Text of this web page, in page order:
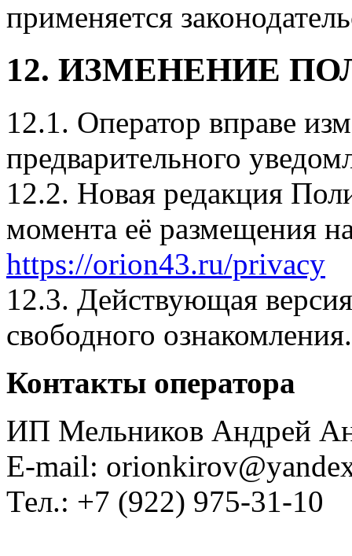
применяется
12. ИЗМЕНЕНИЕ
12.1. Оператор вправе
предварительного
12.2. Новая редакция
момента её размещения
https://orion43.ru/privacy
12.3. Действующая
свободного ознакомления.
Контакты оператора
ИП Мельников Андрей
E-mail:
Тел.: +7 (922) 975-31-10